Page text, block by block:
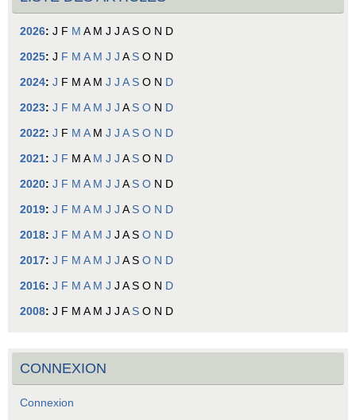
2026: J F M A M J J A S O N D
2025: J F M A M J J A S O N D
2024: J F M A M J J A S O N D
2023: J F M A M J J A S O N D
2022: J F M A M J J A S O N D
2021: J F M A M J J A S O N D
2020: J F M A M J J A S O N D
2019: J F M A M J J A S O N D
2018: J F M A M J J A S O N D
2017: J F M A M J J A S O N D
2016: J F M A M J J A S O N D
2008: J F M A M J J A S O N D
CONNEXION
Connexion